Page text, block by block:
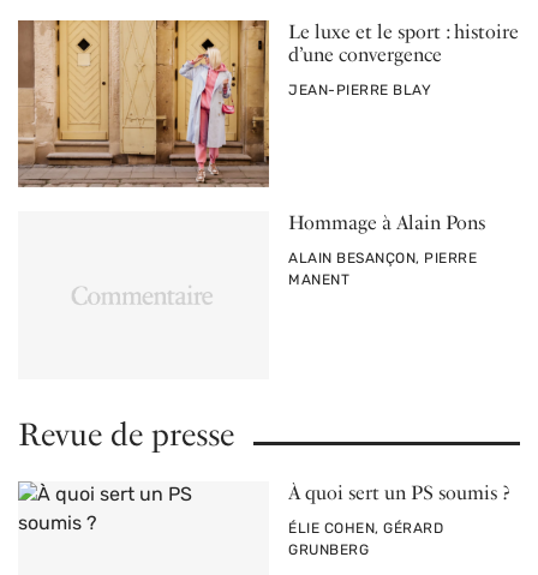
Le luxe et le sport : histoire
d’une convergence
PAR
JEAN-PIERRE BLAY
Hommage à Alain Pons
PAR
ALAIN BESANÇON, PIERRE
MANENT
Revue de presse
À quoi sert un PS soumis ?
PAR
ÉLIE COHEN, GÉRARD
GRUNBERG